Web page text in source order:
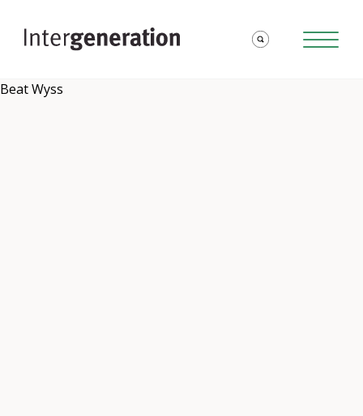
Beat Wyss